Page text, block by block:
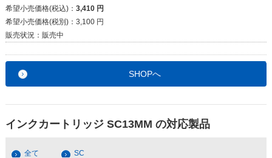
希望小売価格(税込)： 3,410 円
希望小売価格(税別)： 3,100 円
販売状況： 販売中
SHOPへ
インクカートリッジ SC13MM の対応製品
全て SC